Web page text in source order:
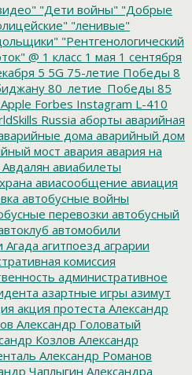
"Дети войны" "Добрые
"ленивые"
"Рентгенологический
@ 1 класс 1 мая 1 сентября
5 5G 75-летие Победы 8
80_летие_Победы 85
Apple Forbes Instagram L-410
Russia аборты аварийная
дома аварийный дом
мост авария авария на
Авдалян авиабилеты
авиасообщение авиация
автобусные войны
перевозки автобусный
автомобили
Агада агитпоезд аграрии
комиссия
административное
азартные игры азимут
акция протеста Александр
Александр Головатый
Козлов Александр
Александр Романов
Чаплыгин Александра